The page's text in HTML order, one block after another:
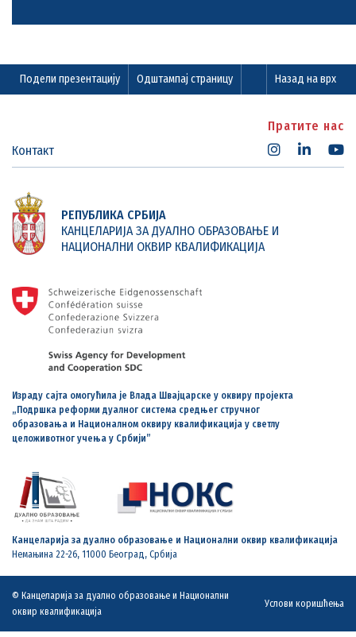
Подели презентацију Одштампај страницу Назад на врх
Контакт
Пратите нас
РЕПУБЛИКА СРБИЈА
КАНЦЕЛАРИЈА ЗА ДУАЛНО ОБРАЗОВАЊЕ И
НАЦИОНАЛНИ ОКВИР КВАЛИФИКАЦИЈА
Израду сајта омогућила је Влада Швајцарске у оквиру пројекта
„Подршка реформи дуалног система средњег стручног
образовања и Националном оквиру квалификација у светлу
целоживотног учења у Србији”
Канцеларија за дуално образовање и Национални оквир квалификација
Немањина 22-26, 11000 Београд, Србија
© Канцеларија за дуално образовање и Национални
оквир квалификација
Услови коришћења